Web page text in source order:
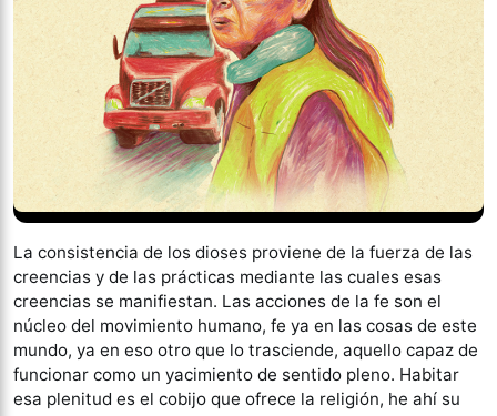
La consistencia de los dioses proviene de la fuerza de las
creencias y de las prácticas mediante las cuales esas
creencias se manifiestan. Las acciones de la fe son el
núcleo del movimiento humano, fe ya en las cosas de este
mundo, ya en eso otro que lo trasciende, aquello capaz de
funcionar como un yacimiento de sentido pleno. Habitar
esa plenitud es el cobijo que ofrece la religión, he ahí su